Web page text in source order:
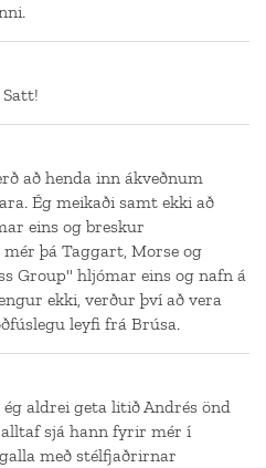
að henda inn ákveðnum
Ég meikaði samt ekki að
eins og breskur
þá Taggart, Morse og
Group" hljómar eins og nafn á
ekki, verður því að vera
leyfi frá Brúsa.
aldrei geta litið Andrés önd
sjá hann fyrir mér í
með stélfjaðrirnar